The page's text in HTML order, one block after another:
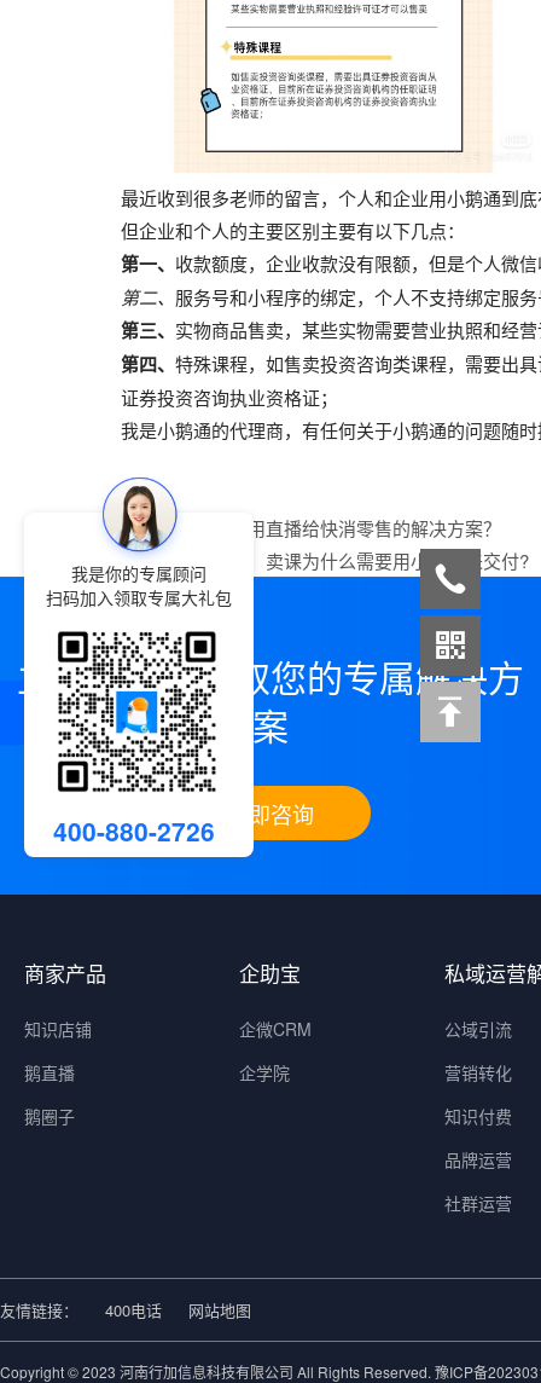
最近收到很多老师的留言，个人和企业用小鹅通到
但企业和个人的主要区别主要有以下几点：
第一、 收款额度，企业收款没有限额，但是个人微
第二、 服务号和小程序的绑定，个人不支持绑定服
第三、 实物商品售卖，某些实物需要营业执照和经
第四、 特殊课程，如售卖投资咨询类课程，需要出
证券投资咨询执业资格证；
我是小鹅通的代理商，有任何关于小鹅通的问题随
上一篇：
小鹅通用直播给快消零售的解决方案？
下一篇： 摊牌了，卖课为什么需要用小鹅通来交付?
立即咨询，领取您的专属解决方
案
立即咨询
商家产品
知识店铺
鹅直播
鹅圈子
企助宝
企微CRM
企学院
私域运营
公域引流
营销转化
知识付费
品牌运营
社群运营
友情链接： 400电话 网站地图
Copyright © 2023 河南行加信息科技有限公司 All Rights Reserved. 豫ICP备
我是你的专属顾问
扫码加入领取专属大礼包
400-880-2726